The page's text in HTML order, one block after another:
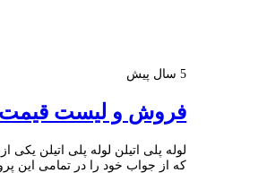
5 سال پیش
فروش و لیست قیمت
لوله پلی اتیلن لوله پلی اتیلن
که از جواب خود را در تمامی این